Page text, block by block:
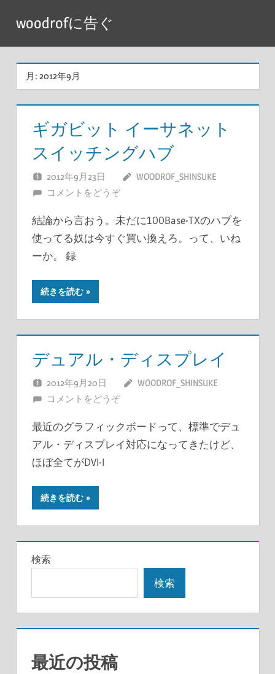
テ
woodrofに告ぐ
月: 2012年9月
ギガビット イーサネット
スイッチングハブ
2012年9月23日
WOODROF_SHINSUKE
コメントをどうぞ
結論から言おう。未だに100Base-TXのハブを
使ってる奴は今すぐ買い換えろ。って、いね
ーか。 録
続きを読む
デュアル・ディスプレイ
2012年9月20日
WOODROF_SHINSUKE
コメントをどうぞ
最近のグラフィックボードって、標準でデュ
アル・ディスプレイ対応になってきたけど、
ほぼ全てがDVI-I
続きを読む
検索
検索
最近の投稿